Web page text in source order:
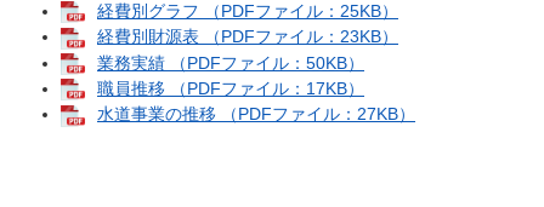
経費別グラフ （PDFファイル：25KB）
経費別財源表 （PDFファイル：23KB）
業務実績 （PDFファイル：50KB）
職員推移 （PDFファイル：17KB）
水道事業の推移 （PDFファイル：27KB）